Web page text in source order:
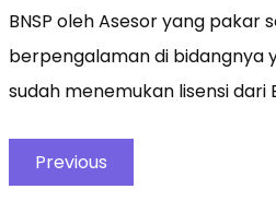
BNSP oleh Asesor yang pakar
berpengalaman di bidangnya
sudah menemukan lisensi dari
Previous